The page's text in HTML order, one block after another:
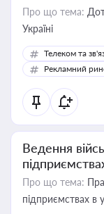
Про що тема:
Україні
Телеком та
Рекламний
Ведення
Про що тема:
підприємствах в